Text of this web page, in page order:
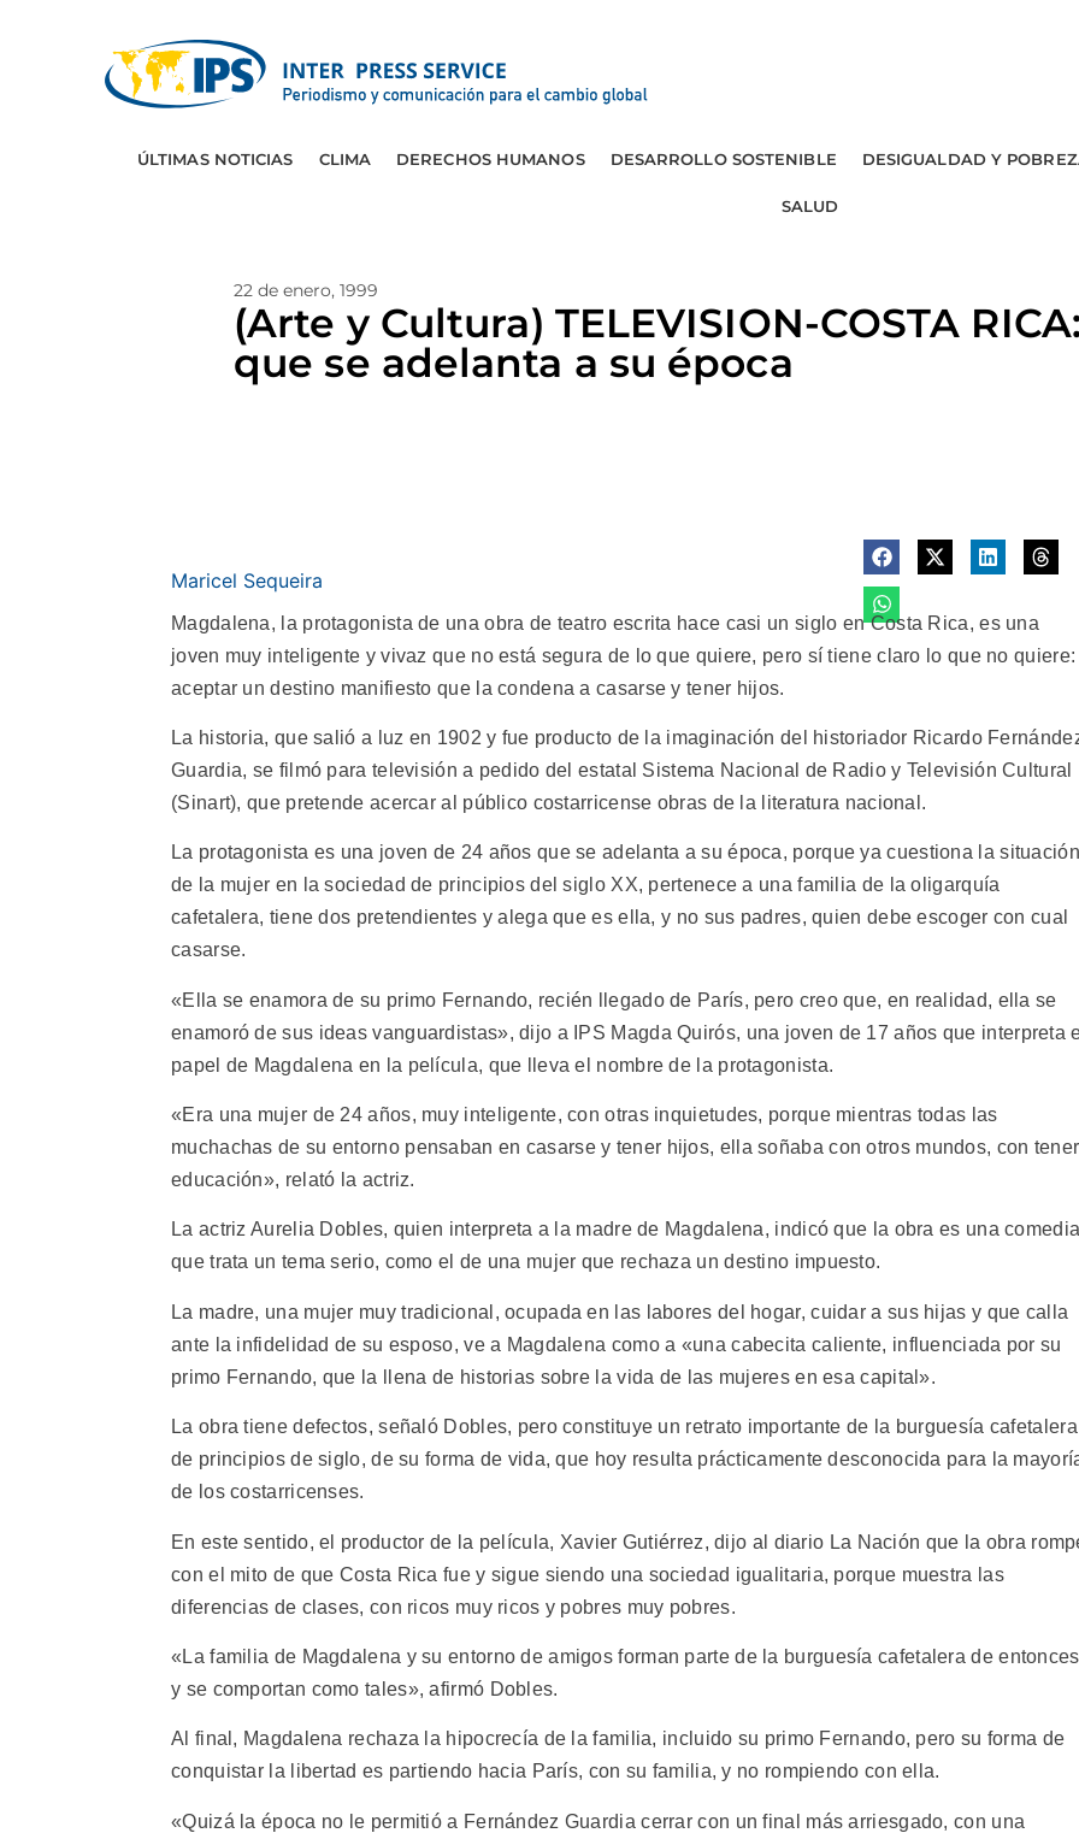
ÚLTIMAS NOTICIAS CLIMA DERECHOS HUMANOS DESARROLLO SOSTENIBLE DESIGUALDAD Y
SALUD
22 de enero, 1999
(Arte y Cultura) TELEVISION-COSTA
que se adelanta a su época
Maricel Sequeira
Magdalena, la protagonista de una obra de teatro escrita hace casi un siglo en Costa Rica, es una
joven muy inteligente y vivaz que no está segura de lo que quiere, pero sí tiene claro lo que no quiere:
aceptar un destino manifiesto que la condena a casarse y tener hijos.
La historia, que salió a luz en 1902 y fue producto de la imaginación del historiador Ricardo
Guardia, se filmó para televisión a pedido del estatal Sistema Nacional de Radio y Televisión Cultural
(Sinart), que pretende acercar al público costarricense obras de la literatura nacional.
La protagonista es una joven de 24 años que se adelanta a su época, porque ya cuestiona la situación
de la mujer en la sociedad de principios del siglo XX, pertenece a una familia de la oligarquía
cafetalera, tiene dos pretendientes y alega que es ella, y no sus padres, quien debe escoger con cual
casarse.
«Ella se enamora de su primo Fernando, recién llegado de París, pero creo que, en realidad, ella se
enamoró de sus ideas vanguardistas», dijo a IPS Magda Quirós, una joven de 17 años que interpreta
papel de Magdalena en la película, que lleva el nombre de la protagonista.
«Era una mujer de 24 años, muy inteligente, con otras inquietudes, porque mientras todas las
muchachas de su entorno pensaban en casarse y tener hijos, ella soñaba con otros mundos, con tener
educación», relató la actriz.
La actriz Aurelia Dobles, quien interpreta a la madre de Magdalena, indicó que la obra es una
que trata un tema serio, como el de una mujer que rechaza un destino impuesto.
La madre, una mujer muy tradicional, ocupada en las labores del hogar, cuidar a sus hijas y que calla
ante la infidelidad de su esposo, ve a Magdalena como a «una cabecita caliente, influenciada por su
primo Fernando, que la llena de historias sobre la vida de las mujeres en esa capital».
La obra tiene defectos, señaló Dobles, pero constituye un retrato importante de la burguesía cafetalera
de principios de siglo, de su forma de vida, que hoy resulta prácticamente desconocida para la
de los costarricenses.
En este sentido, el productor de la película, Xavier Gutiérrez, dijo al diario La Nación que la obra
con el mito de que Costa Rica fue y sigue siendo una sociedad igualitaria, porque muestra las
diferencias de clases, con ricos muy ricos y pobres muy pobres.
«La familia de Magdalena y su entorno de amigos forman parte de la burguesía cafetalera de entonces
y se comportan como tales», afirmó Dobles.
Al final, Magdalena rechaza la hipocrecía de la familia, incluido su primo Fernando, pero su forma de
conquistar la libertad es partiendo hacia París, con su familia, y no rompiendo con ella.
«Quizá la época no le permitió a Fernández Guardia cerrar con un final más arriesgado, con una